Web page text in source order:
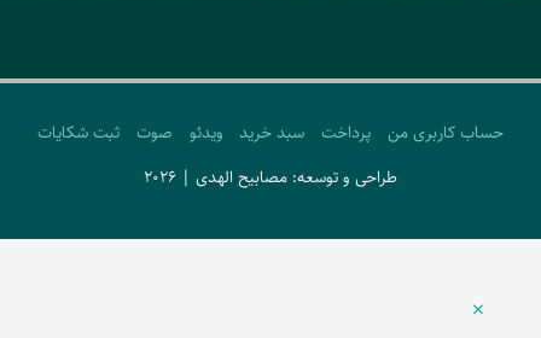
حساب کاربری من پرداخت سبد خرید ویدئو صوت
ثبت شکایات
طراحی و توسعه: مصابیح الهدی | 2026